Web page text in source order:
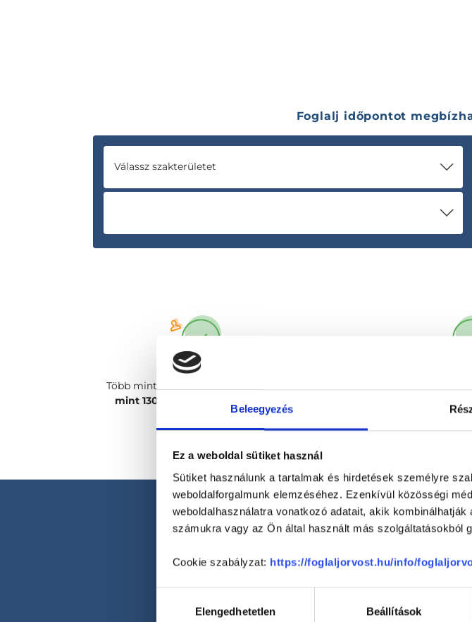
Beleegyezés
Ez a weboldal sütiket használ
Sütiket használunk a tartalmak és hirdetések személyre
weboldalforgalmunk elemzéséhez. Ezenkívül közösségi
weboldalhasználatra vonatkozó adatait, akik
számukra vagy az Ön által használt más szolgáltatásokból
Cookie szabályzat: https://foglaljorvost.hu/info/
kiválasztásaElengedhetetlen Beállítások
Foglalj időpontot
Válassz szakterületet
Több mint
mint 130 szakterületen